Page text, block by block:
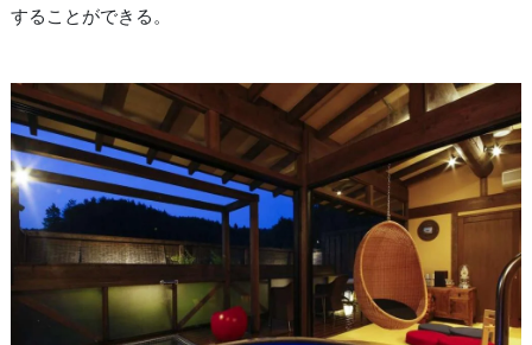
することができる。